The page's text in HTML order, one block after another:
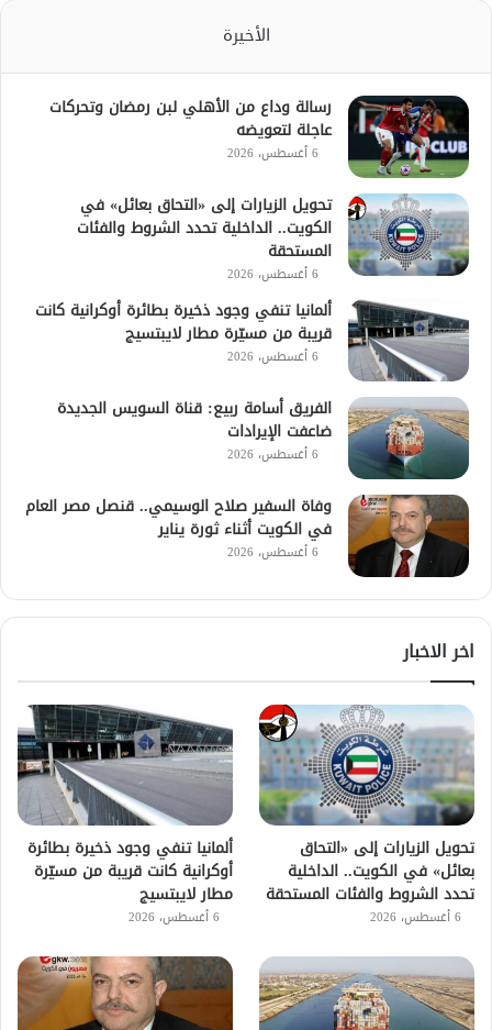
الأخيرة
رسالة وداع من الأهلي لبن رمضان وتحركات
عاجلة لتعويضه
6 أغسطس، 2026
تحويل الزيارات إلى «التحاق بعائل» في
الكويت.. الداخلية تحدد الشروط والفئات
المستحقة
6 أغسطس، 2026
ألمانيا تنفي وجود ذخيرة بطائرة أوكرانية كانت
قريبة من مسيّرة مطار لايبتسيج
6 أغسطس، 2026
الفريق أسامة ربيع: قناة السويس الجديدة
ضاعفت الإيرادات
6 أغسطس، 2026
وفاة السفير صلاح الوسيمي.. قنصل مصر العام
في الكويت أثناء ثورة يناير
6 أغسطس، 2026
اخر الاخبار
تحويل الزيارات إلى «التحاق
بعائل» في الكويت.. الداخلية
تحدد الشروط والفئات المستحقة
6 أغسطس، 2026
ألمانيا تنفي وجود ذخيرة بطائرة
أوكرانية كانت قريبة من مسيّرة
مطار لايبتسيج
6 أغسطس، 2026